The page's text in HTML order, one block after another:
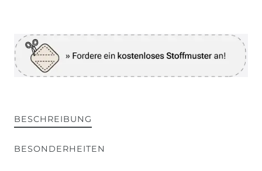
BESCHREIBUNG
BESONDERHEITEN